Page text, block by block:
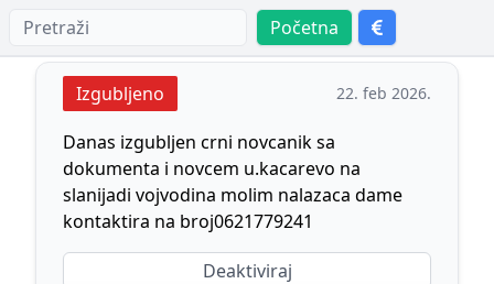
Početna
Izgubljeno 22. feb 2026.
Danas izgubljen crni novcanik sa
dokumenta i novcem u.kacarevo na
slanijadi vojvodina molim nalazaca dame
kontaktira na broj0621779241
Deaktiviraj